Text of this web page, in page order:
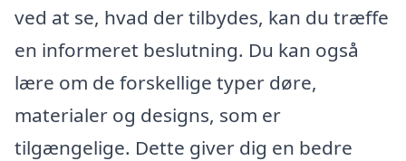
ved at se, hvad der tilbydes, kan du træffe
en informeret beslutning. Du kan også
lære om de forskellige typer døre,
materialer og designs, som er
tilgængelige. Dette giver dig en bedre